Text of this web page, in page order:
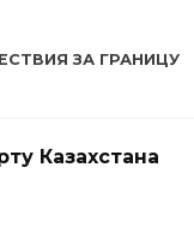
ЗА ГРАНИЦУ
Казахстана